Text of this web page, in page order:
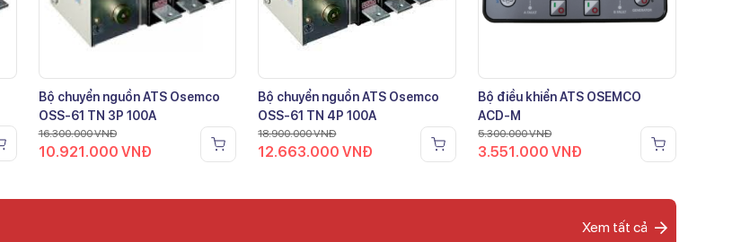
Bộ chuyển nguồn ATS Osemco
OSS-61 TN 3P 100A
16.300.000VNĐ
10.921.000 VNĐ
Bộ chuyển nguồn ATS Osemco
OSS-61 TN 4P 100A
18.900.000VNĐ
12.663.000VNĐ
Bộ điều khiển ATS OSEMCO
ACD-M
5.300.000VNĐ
3.551.000VNĐ
Xem tất cả